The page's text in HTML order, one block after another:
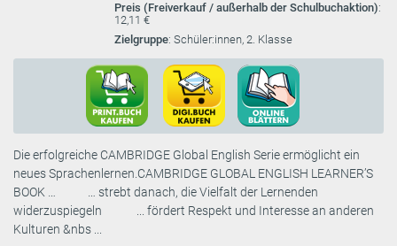
Preis (Freiverkauf / außerhalb der Schulbuchaktion):
12,11 €
Zielgruppe: Schüler:innen, 2. Klasse
Die erfolgreiche CAMBRIDGE Global English Serie ermöglicht ein
neues Sprachenlernen.CAMBRIDGE GLOBAL ENGLISH LEARNER’S
BOOK … … strebt danach, die Vielfalt der Lernenden
widerzuspiegeln ... fördert Respekt und Interesse an anderen
Kulturen &nbs ...